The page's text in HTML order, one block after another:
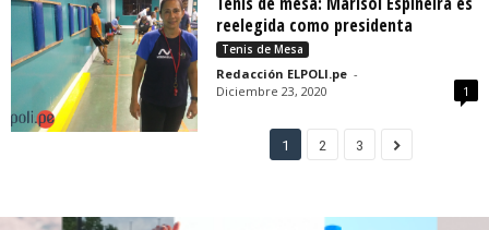
reelegida como presidenta
Tenis de Mesa
Redacción ELPOLI.pe -
Diciembre 23, 2020
1
1 2 3